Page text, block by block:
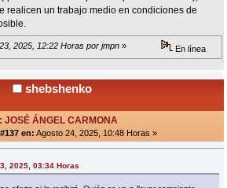
realicen un trabajo medio en condiciones de
2025, 12:22 Horas por jmpn » En línea
shebshenko
JOSÉ ÁNGEL CARMONA
en: Agosto 24, 2025, 10:48 Horas »
2025, 03:34 Horas